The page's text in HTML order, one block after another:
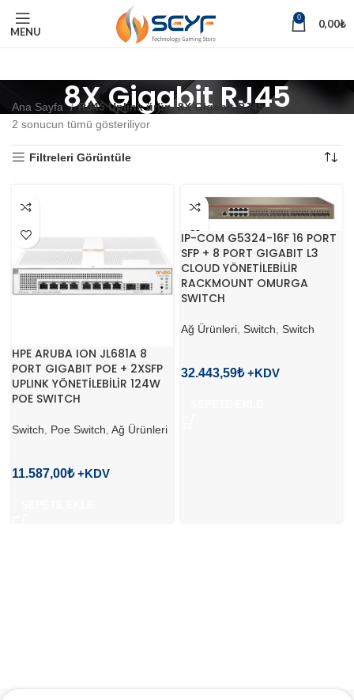
MENU
0 0,00₺
8X Gigabit RJ45
Ana Sayfa RJ45 Uplink ürün 8X Gigabit RJ45
2 sonucun tümü gösteriliyor
Filtreleri Görüntüle
HPE ARUBA ION JL681A 8
PORT GIGABIT POE + 2XSFP
UPLINK YÖNETİLEBİLİR 124W
POE SWITCH
Switch Poe Switch Ağ Ürünleri
11.587,00₺
IP-COM G5324-16F 16 PORT
SFP + 8 PORT GIGABIT L3
CLOUD YÖNETİLEBİLİR
RACKMOUNT OMURGA
SWITCH
Ağ Ürünleri, Switch, Switch
32.443,59₺